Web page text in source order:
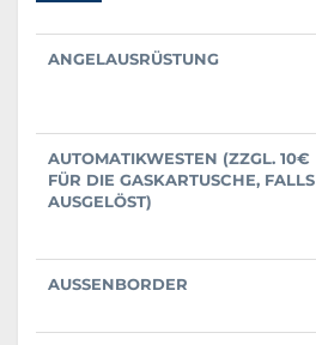
ANGELAUSRÜSTUNG
AUTOMATIKWESTEN (ZZGL. 10€
FÜR DIE GASKARTUSCHE, FALLS
AUSGELÖST)
AUSSENBORDER